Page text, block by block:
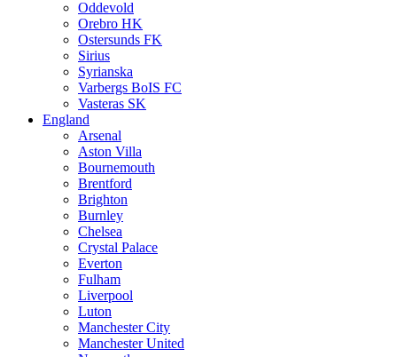
Oddevold
Orebro HK
Ostersunds FK
Sirius
Syrianska
Varbergs BoIS FC
Vasteras SK
England
Arsenal
Aston Villa
Bournemouth
Brentford
Brighton
Burnley
Chelsea
Crystal Palace
Everton
Fulham
Liverpool
Luton
Manchester City
Manchester United